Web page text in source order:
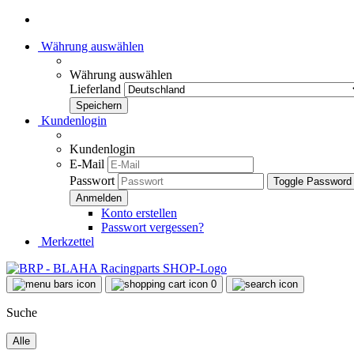
Währung auswählen
Währung auswählen
Lieferland
Kundenlogin
Kundenlogin
E-Mail
Passwort
Toggle
Konto erstellen
Passwort vergessen?
Merkzettel
0
Suche
Alle